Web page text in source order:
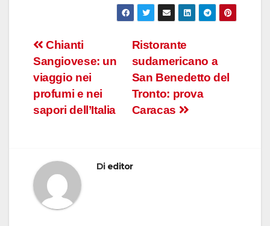
Navigazione
articoli
Ristorante
sudamericano a
San Benedetto del
Tronto: prova
Caracas
Chianti
Sangiovese: un
viaggio nei
profumi e nei
sapori dell’Italia
Di editor